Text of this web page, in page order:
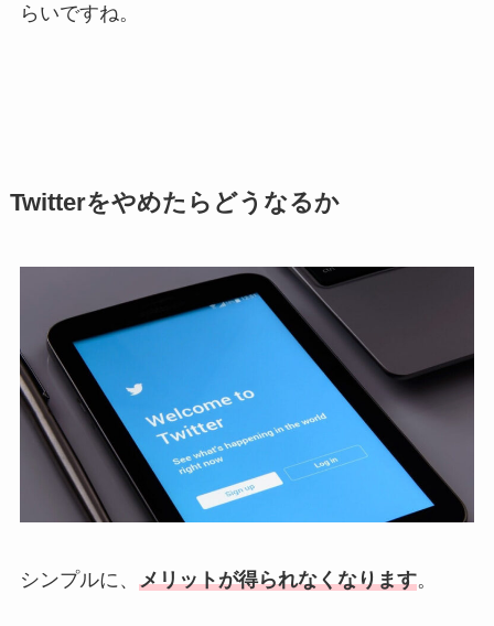
らいですね。
Twitterをやめたらどうなるか
シンプルに、 メリットが得られなくなります。